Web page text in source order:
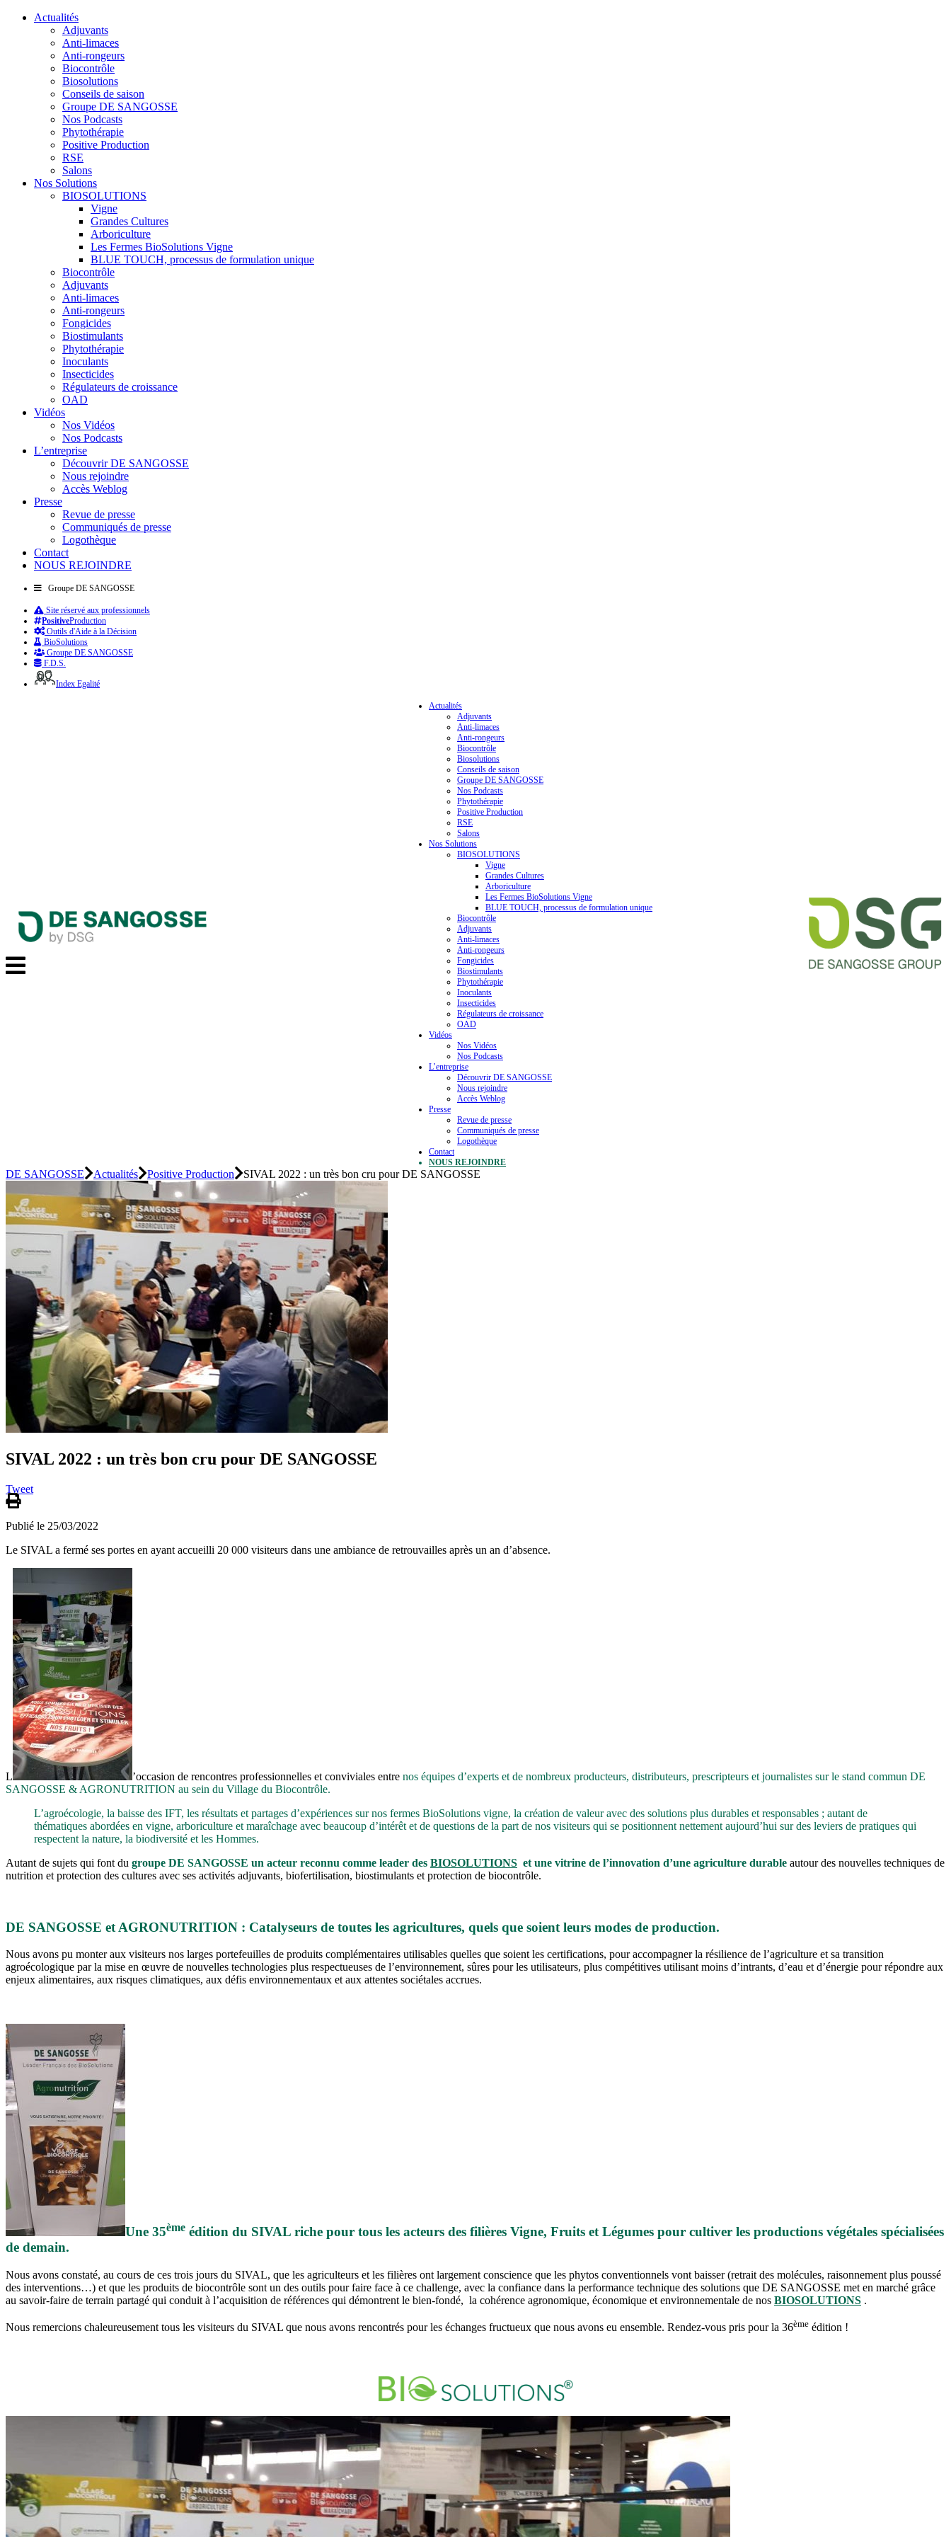
Actualités
Adjuvants
Anti-limaces
Anti-rongeurs
Biocontrôle
Biosolutions
Conseils de saison
Groupe DE SANGOSSE
Nos Podcasts
Phytothérapie
Positive Production
RSE
Salons
Nos Solutions
BIOSOLUTIONS
Vigne
Grandes Cultures
Arboriculture
Les Fermes BioSolutions Vigne
BLUE TOUCH, processus de formulation unique
Biocontrôle
Adjuvants
Anti-limaces
Anti-rongeurs
Fongicides
Biostimulants
Phytothérapie
Inoculants
Insecticides
Régulateurs de croissance
OAD
Vidéos
Nos Vidéos
Nos Podcasts
L’entreprise
Découvrir DE SANGOSSE
Nous rejoindre
Accès Weblog
Presse
Revue de presse
Communiqués de presse
Logothèque
Contact
NOUS REJOINDRE
Groupe DE SANGOSSE
Site réservé aux professionnels
PositiveProduction
Outils d'Aide à la Décision
BioSolutions
Groupe DE SANGOSSE
F.D.S.
Index Egalité
Actualités
Adjuvants
Anti-limaces
Anti-rongeurs
Biocontrôle
Biosolutions
Conseils de saison
Groupe DE SANGOSSE
Nos Podcasts
Phytothérapie
Positive Production
RSE
Salons
Nos Solutions
BIOSOLUTIONS
Vigne
Grandes Cultures
Arboriculture
Les Fermes BioSolutions Vigne
BLUE TOUCH, processus de formulation unique
Biocontrôle
Adjuvants
Anti-limaces
Anti-rongeurs
Fongicides
Biostimulants
Phytothérapie
Inoculants
Insecticides
Régulateurs de croissance
OAD
Vidéos
Nos Vidéos
Nos Podcasts
L’entreprise
Découvrir DE SANGOSSE
Nous rejoindre
Accès Weblog
Presse
Revue de presse
Communiqués de presse
Logothèque
Contact
NOUS REJOINDRE
DE SANGOSSE Actualités Positive Production SIVAL 2022 : un très bon cru pour DE SANGOSSE
SIVAL 2022 : un très bon cru pour DE SANGOSSE
Tweet
Publié le 25/03/2022
Le SIVAL a fermé ses portes en ayant accueilli 20 000 visiteurs dans une ambiance de retrouvailles après un an d’absence.
L ’occasion de rencontres professionnelles et conviviales entre nos équipes d’experts et de nombreux producteurs, distributeurs, prescripteurs et journalistes sur le stand commun DE
SANGOSSE & AGRONUTRITION au sein du Village du Biocontrôle.
L’agroécologie, la baisse des IFT, les résultats et partages d’expériences sur nos fermes BioSolutions vigne, la création de valeur avec des solutions plus durables et responsables ; autant de
thématiques abordées en vigne, arboriculture et maraîchage avec beaucoup d’intérêt et de questions de la part de nos visiteurs qui se positionnent nettement aujourd’hui sur des leviers de pratiques qui
respectent la nature, la biodiversité et les Hommes.
Autant de sujets qui font du groupe DE SANGOSSE un acteur reconnu comme leader des BIOSOLUTIONS et une vitrine de l’innovation d’une agriculture durable autour des nouvelles techniques de
nutrition et protection des cultures avec ses activités adjuvants, biofertilisation, biostimulants et protection de biocontrôle.
DE SANGOSSE et AGRONUTRITION : Catalyseurs de toutes les agricultures, quels que soient leurs modes de production.
Nous avons pu monter aux visiteurs nos larges portefeuilles de produits complémentaires utilisables quelles que soient les certifications, pour accompagner la résilience de l’agriculture et sa transition
agroécologique par la mise en œuvre de nouvelles technologies plus respectueuses de l’environnement, sûres pour les utilisateurs, plus compétitives utilisant moins d’intrants, d’eau et d’énergie pour répondre aux
enjeux alimentaires, aux risques climatiques, aux défis environnementaux et aux attentes sociétales accrues.
Une 35ème édition du SIVAL riche pour tous les acteurs des filières Vigne, Fruits et Légumes pour cultiver les productions végétales spécialisées
de demain.
Nous avons constaté, au cours de ces trois jours du SIVAL, que les agriculteurs et les filières ont largement conscience que les phytos conventionnels vont baisser (retrait des molécules, raisonnement plus poussé
des interventions…) et que les produits de biocontrôle sont un des outils pour faire face à ce challenge, avec la confiance dans la performance technique des solutions que DE SANGOSSE met en marché grâce
au savoir-faire de terrain partagé qui conduit à l’acquisition de références qui démontrent le bien-fondé, la cohérence agronomique, économique et environnementale de nos BIOSOLUTIONS .
Nous remercions chaleureusement tous les visiteurs du SIVAL que nous avons rencontrés pour les échanges fructueux que nous avons eu ensemble. Rendez-vous pris pour la 36ème édition !